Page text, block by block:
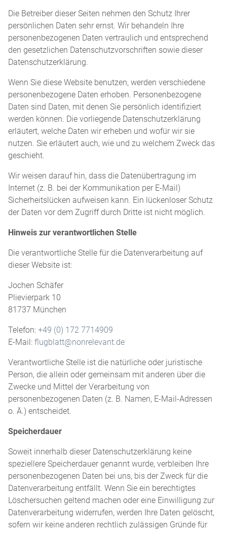
Die Betreiber dieser Seiten nehmen den Schutz Ihrer
persönlichen Daten sehr ernst. Wir behandeln Ihre
personenbezogenen Daten vertraulich und entsprechend
den gesetzlichen Datenschutzvorschriften sowie dieser
Datenschutzerklärung.
Wenn Sie diese Website benutzen, werden verschiedene
personenbezogene Daten erhoben. Personenbezogene
Daten sind Daten, mit denen Sie persönlich identifiziert
werden können. Die vorliegende Datenschutzerklärung
erläutert, welche Daten wir erheben und wofür wir sie
nutzen. Sie erläutert auch, wie und zu welchem Zweck das
geschieht.
Wir weisen darauf hin, dass die Datenübertragung im
Internet (z. B. bei der Kommunikation per E-Mail)
Sicherheitslücken aufweisen kann. Ein lückenloser Schutz
der Daten vor dem Zugriff durch Dritte ist nicht möglich.
Hinweis zur verantwortlichen Stelle
Die verantwortliche Stelle für die Datenverarbeitung auf
dieser Website ist:
Jochen Schäfer
Plievierpark 10
81737 München
Telefon: +49 (0) 172 7714909
E-Mail: flugblatt@nonrelevant.de
Verantwortliche Stelle ist die natürliche oder juristische
Person, die allein oder gemeinsam mit anderen über die
Zwecke und Mittel der Verarbeitung von
personenbezogenen Daten (z. B. Namen, E-Mail-Adressen
o. Ä.) entscheidet.
Speicherdauer
Soweit innerhalb dieser Datenschutzerklärung keine
speziellere Speicherdauer genannt wurde, verbleiben Ihre
personenbezogenen Daten bei uns, bis der Zweck für die
Datenverarbeitung entfällt. Wenn Sie ein berechtigtes
Löschersuchen geltend machen oder eine Einwilligung zur
Datenverarbeitung widerrufen, werden Ihre Daten gelöscht,
sofern wir keine anderen rechtlich zulässigen Gründe für